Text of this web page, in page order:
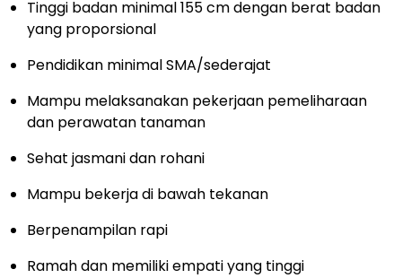
Tinggi badan minimal 155 cm dengan berat badan
yang proporsional
Pendidikan minimal SMA/sederajat
Mampu melaksanakan pekerjaan pemeliharaan
dan perawatan tanaman
Sehat jasmani dan rohani
Mampu bekerja di bawah tekanan
Berpenampilan rapi
Ramah dan memiliki empati yang tinggi